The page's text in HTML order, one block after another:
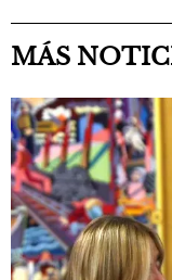
MÁS